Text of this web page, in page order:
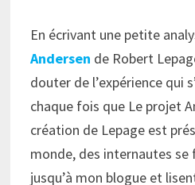
En écrivant une petite
Andersen de Robert
douter de l’expérience qui
chaque fois que Le projet
création de Lepage est
monde, des internautes se
jusqu’à mon blogue et